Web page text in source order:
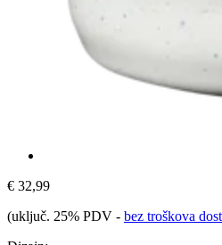
€ 32,99
(uključ. 25% PDV - bez troškova